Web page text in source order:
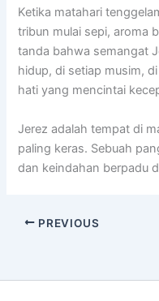
Ketika matahari
tribun mulai sepi, aroma
tanda bahwa semangat
hidup, di setiap musim,
hati yang mencintai
Jerez adalah tempat di
paling keras. Sebuah
dan keindahan berpadu
PREVIOUS